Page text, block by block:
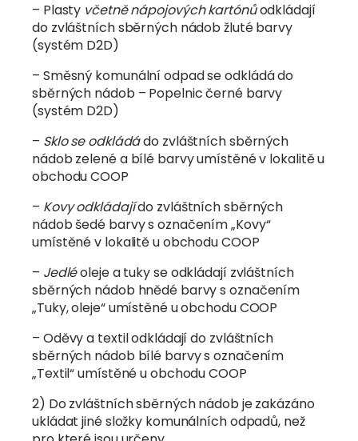
– Plasty včetně nápojových kartónůodkládají
do zvláštních sběrných nádob žluté barvy
(systém D2D)
– Směsný komunální odpad se odkládá do
sběrných nádob – Popelnic černé barvy
(systém D2D)
– Sklo se odkládádo zvláštních sběrných
nádob zelené a bílé barvy umístěné v lokalitě u
obchodu COOP
– Kovy odkládajído zvláštních sběrných
nádob šedé barvy s označením „Kovy“
umístěné v lokalitě u obchodu COOP
– Jedléoleje a tuky se odkládají zvláštních
sběrných nádob hnědé barvy s označením
„Tuky, oleje“ umístěné u obchodu COOP
– Oděvy a textil odkládají do zvláštních
sběrných nádob bílé barvy s označením
„Textil“ umístěné u obchodu COOP
2) Do zvláštních sběrných nádob je zakázáno
ukládat jiné složky komunálních odpadů, než